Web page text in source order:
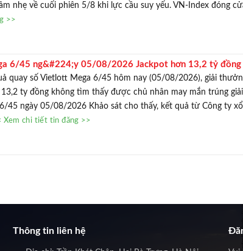
nhẹ về cuối phiên 5/8 khi lực cầu suy yếu. VN-Index đóng
>>
6/45 ng&#224;y 05/08/2026 Jackpot hơn 13,2 tỷ đồng
quay số Vietlott Mega 6/45 hôm nay (05/08/2026), giải
ty đồng không tìm thấy được chủ nhân may mắn trúng
45 ngày 05/08/2026 Khảo sát cho thấy, kết quả từ Công ty
Xem chi tiết tin đăng >>
Thông tin liên hệ